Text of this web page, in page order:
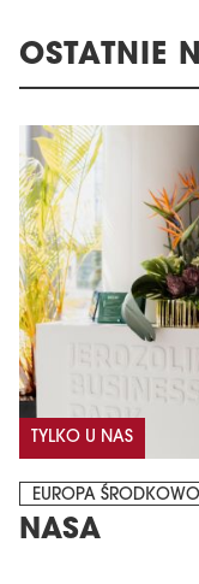
OSTATNIE
TYLKO U NAS
EUROPA
NASA